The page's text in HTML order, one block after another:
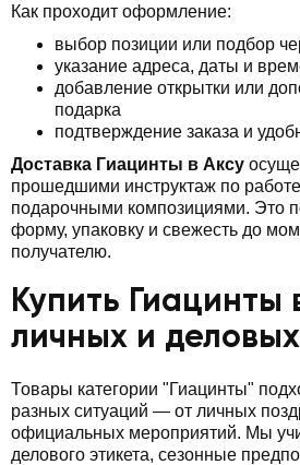
Как проходит оформление:
выбор позиции или подбор
указание адреса, даты и
добавление открытки или
подарка
подтверждение заказа и
Доставка Гиацинты в Аксу
прошедшими инструктаж по
подарочными композициями. Это
форму, упаковку и свежесть до
получателю.
Купить Гиацинты
личных и
Товары категории "Гиацинты"
разных ситуаций — от личных
официальных мероприятий. Мы
делового этикета, сезонные